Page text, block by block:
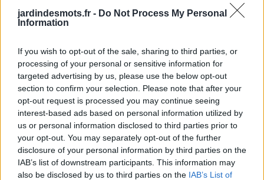
jardindesmots.fr - Do Not Process My Personal
Information
If you wish to opt-out of the sale, sharing to third parties, or
processing of your personal or sensitive information for
targeted advertising by us, please use the below opt-out
section to confirm your selection. Please note that after your
opt-out request is processed you may continue seeing
interest-based ads based on personal information utilized by
us or personal information disclosed to third parties prior to
your opt-out. You may separately opt-out of the further
disclosure of your personal information by third parties on the
IAB’s list of downstream participants. This information may
also be disclosed by us to third parties on the IAB’s List of
2. C O
4. N E C R
O
5. R O N C
E
6. C O N T
E
7. R E C T
O
8. C O T E
R
9.
C O T R
E